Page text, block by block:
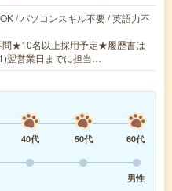
/ パソコンスキル不要 / 英語力不
問★10名以上採用予定★履歴書は
翌営業日までに担当…
40代 50代
60代
男性